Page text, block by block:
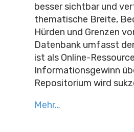
besser sichtbar und
thematische Breite,
Hürden und Grenzen
Datenbank umfasst
ist als Online-
Informationsgewinn
Repositorium wird
Mehr…